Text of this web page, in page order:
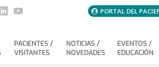
menuAcceso
PORTAL DEL
Buscar
PACIENTES /
VISITANTES
NOTICIAS /
NOVEDADES
EVENTOS /
EDUCACIÓN